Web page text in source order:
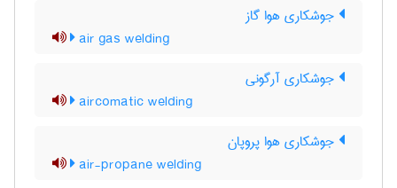
جوشکاری هوا گاز
air gas welding
جوشکاری آرگونی
aircomatic welding
جوشکاری هوا پروپان
air-propane welding